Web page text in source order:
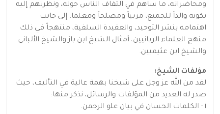
ومحاضراته، ما ساهم في التفاف الناس حوله، ونظرتهم إليه
بكونه والداً للجميع، مربياً ومصلحاً ومعلما. إلى جانب
اهتمامه بنشر التوحيد، والعقيدة السلفية، منتهجاً في ذلك
منهج العلماء الربانيين، أمثال الشيخ ابن باز والشيخ الألباني
والشيخ ابن عثيميين.
مؤلفات الشيخ:
لقد من الله عز وجل على شيخنا بهمة عالية في التأليف، حيث
صدر له العديد من المؤلفات والرسائل، نذكر منها:
١ - الكلمات الحسان في بيان علو الرحمن.